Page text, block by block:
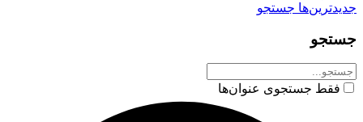
جدیدترین‌ها جستجو
جستجو
فقط جستجوی عنوان‌ها